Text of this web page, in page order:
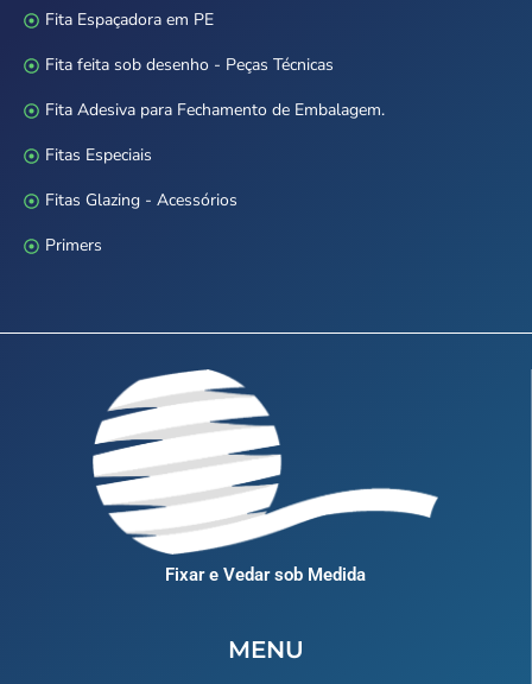
Fita Espaçadora em PE
Fita feita sob desenho - Peças Técnicas
Fita Adesiva para Fechamento de Embalagem.
Fitas Especiais
Fitas Glazing - Acessórios
Primers
Fixar e Vedar sob Medida
MENU